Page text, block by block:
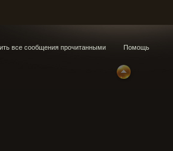
все сообщения прочитанными Помощь